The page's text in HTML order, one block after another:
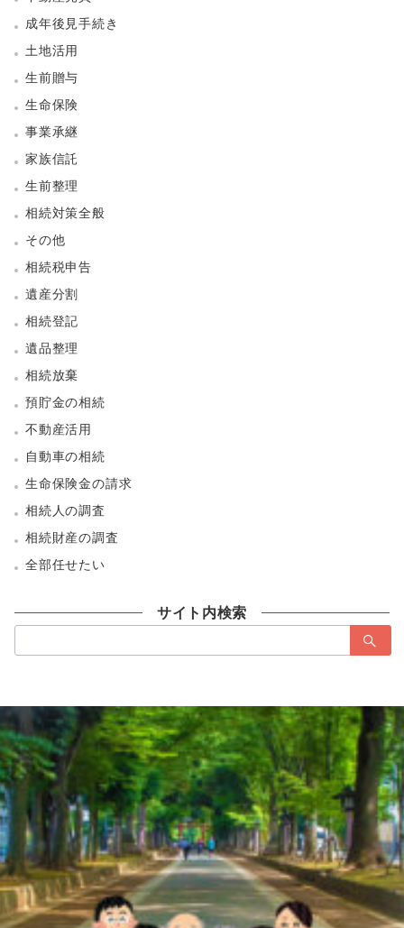
成年後見手続き
土地活用
生前贈与
生命保険
事業承継
家族信託
生前整理
相続対策全般
その他
相続税申告
遺産分割
相続登記
遺品整理
相続放棄
預貯金の相続
不動産活用
自動車の相続
生命保険金の請求
相続人の調査
相続財産の調査
全部任せたい
サイト内検索
索：